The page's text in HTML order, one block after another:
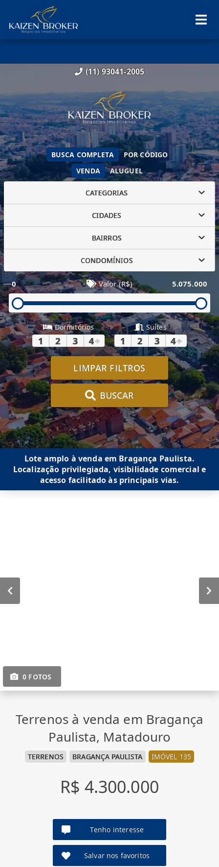
(11) 93041-2005
VENDA ALUGUEL
BUSCA COMPLETA POR CÓDIGO
CATEGORIAS
CIDADES
BAIRROS
CONDOMÍNIOS
0 Valor (R$) 5.075.000
Dormitórios
1 2 3 4+
Suítes
1 2 3 4+
LIMPAR FILTROS
BUSCAR
Lote amplo à venda em Bragança Paulista.
Localização privilegiada, visibilidade comercial e
acesso facilitado às principais vias.
0 FOTOS
Terrenos à venda em Bragança
Paulista, Matadouro
TERRENOS BRAGANÇA PAULISTA IMÓVEL 135
R$ 4.300.000
Tenho interesse
Salvar nos favoritos